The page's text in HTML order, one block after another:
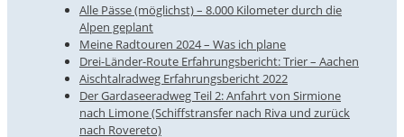
Alle Pässe (möglichst) – 8.000 Kilometer durch die
Alpen geplant
Meine Radtouren 2024 – Was ich plane
Drei-Länder-Route Erfahrungsbericht: Trier – Aachen
Aischtalradweg Erfahrungsbericht 2022
Der Gardaseeradweg Teil 2: Anfahrt von Sirmione
nach Limone (Schiffstransfer nach Riva und zurück
nach Rovereto)